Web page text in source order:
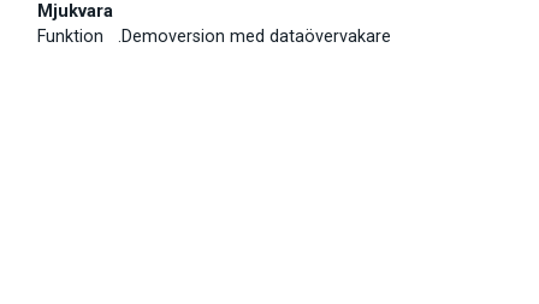
Mjukvara
Funktion .Demoversion med dataövervakare